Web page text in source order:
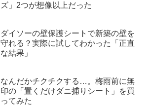
ズ」2つが想像以上だった
ダイソーの壁保護シートで新築の壁を
守れる？実際に試してわかった「正直
な結果」
なんだかチクチクする…。梅雨前に無
印の「置くだけダニ捕りシート」を買
ってみた